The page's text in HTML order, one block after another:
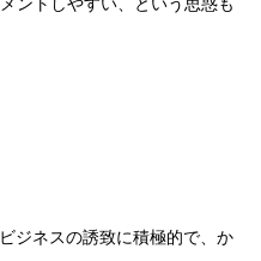
ントしやすい、という思惑も
ジネスの誘致に積極的で、か